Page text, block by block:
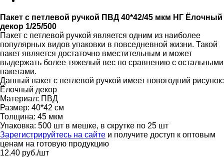
Пакет с петлевой ручкой ПВД 40*42/45 мкм НГ Ёлочный
декор 1/25/500
Пакет с петлевой ручкой является одним из наиболее
популярных видов упаковки в повседневной жизни. Такой
пакет является достаточно вместительным и может
выдержать более тяжелый вес по сравнению с остальными
пакетами.
Данный пакет с петлевой ручкой имеет новогодний рисунок:
Ёлочный декор
Материал: ПВД
Размер: 40*42 см
Толщина: 45 мкм
Упаковка: 500 шт в мешке, в скрутке по 25 шт
Зарегистрируйтесь на сайте и получите доступ к оптовым
ценам на готовую продукцию
12.40 руб./шт